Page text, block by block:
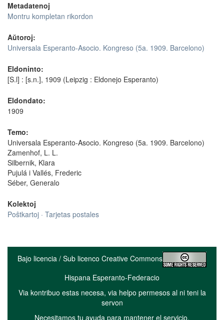
Metadatenoj
Montru kompletan rikordon
Aŭtoroj:
Universala Esperanto-Asocio. Kongreso (5a. 1909. Barcelono)
Eldoninto:
[S.l] : [s.n.], 1909 (Leipzig : Eldonejo Esperanto)
Eldondato:
1909
Temo:
Universala Esperanto-Asocio. Kongreso (5a. 1909. Barcelono)
Zamenhof, L. L.
Silbernik, Klara
Pujulá i Vallés, Frederic
Séber, Generalo
Kolektoj
Poŝtkartoj · Tarjetas postales
Bajo licencia / Sub licenco Creative Commons
Hispana Esperanto-Federacio
Via kontribuo estas necesa, via helpo permesos al ni teni la
servon
Necesitamos tu ayuda para mantener el servicio.